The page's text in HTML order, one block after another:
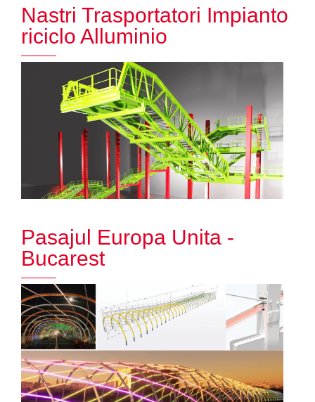
Nastri Trasportatori Impianto
riciclo Alluminio
Pasajul Europa Unita -
Bucarest